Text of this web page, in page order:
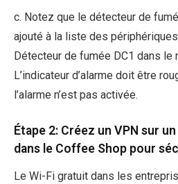
c. Notez que le détecteur de
ajouté à la liste des
Détecteur de fumée DC1 dans le
L’indicateur d’alarme doit être
l’alarme n’est pas activée.
Étape 2: Créez un VPN sur
dans le Coffee Shop pour
Le Wi-Fi gratuit dans les